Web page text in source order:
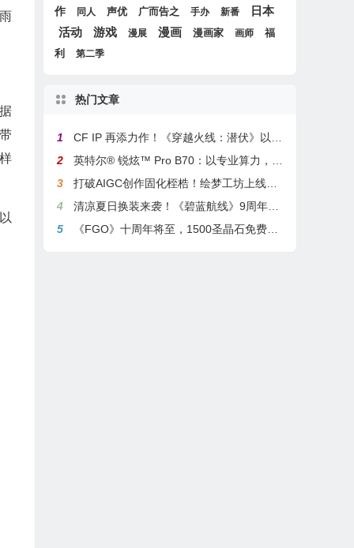
作
同人 声优 广而告之 手办 新番
日本
活动
游戏 漫展 漫画 漫画家 画师
福
利
第二季
热门文章
1
CF IP 再添力作！《穿越火线：潜伏》以3A叙事重塑战术潜行玩法
2
英特尔® 锐炫™ Pro B70：以专业算力，解锁本地化AI部署与生产力新基准
3
打破AIGC创作固化桎梏！绘梦工坊上线绘梦画布dreamo赋能全场景自由创作
4
清凉夏日换装来袭！《碧蓝航线》9周年庆典活动第二弹今日正式上线
5
《FGO》十周年将至，1500圣晶石免费福利，新老玩家均可解锁